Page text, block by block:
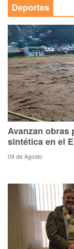
Deportes
Avanzan obras
sintética en el
09 de Agosto